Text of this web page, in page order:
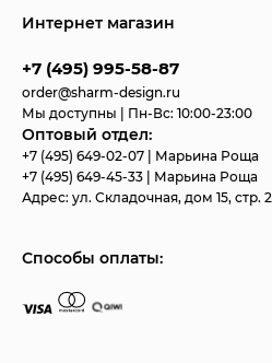
Интернет магазин
+7 (495) 995-58-87
order@sharm-design.ru
Мы доступны | Пн-Вс: 10:00-23:00
Оптовый отдел:
+7 (495) 649-02-07 | Марьина Роща
+7 (495) 649-45-33 | Марьина Роща
Адрес: ул. Складочная, дом 15, стр. 2
Способы оплаты: